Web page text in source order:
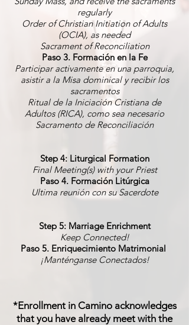
regularly
Order of Christian Initiation of Adults
(OCIA), as needed
Sacrament of Reconciliation
Paso 3. Formación en la Fe
Participar activamente en una parroquia,
asistir a la Misa dominical y recibir los
sacramentos
Ritual de la Iniciación Cristiana de
Adultos (RICA), como sea necesario
Sacramento de Reconciliación
Step 4: Liturgical Formation
Final Meeting(s) with your Priest
Paso 4. Formación Litúrgica
Ultima reunión con su Sacerdote
Step 5: Marriage Enrichment
Keep Connected!
Paso 5. Enriquecimiento Matrimonial
¡Manténganse Conectados!
*Enrollment in Camino acknowledges
that you have already meet with the